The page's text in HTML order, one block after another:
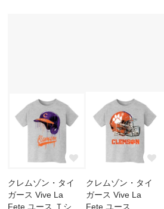
クレムゾン・タイ
ガース Vive La
Fete ユース Ｔシ
クレムゾン・タイ
ガース Vive La
Fete ユース